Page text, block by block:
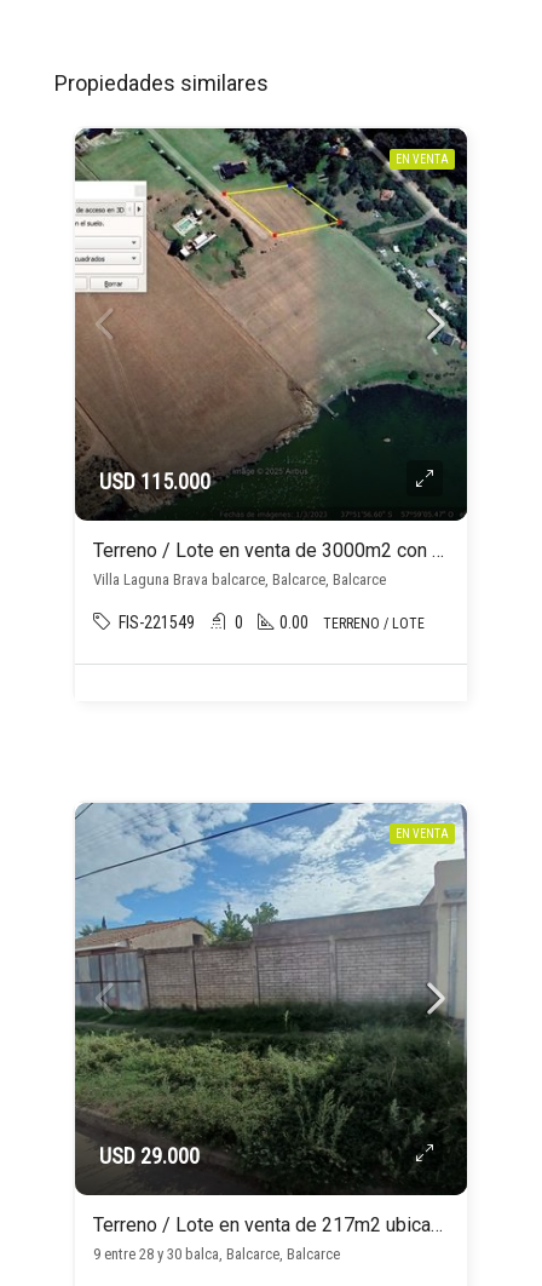
Propiedades similares
EN VENTA
USD 115.000
Terreno / Lote en venta de 3000m2 con plena vista y acceso a Laguna Brava
Villa Laguna Brava balcarce, Balcarce, Balcarce
FIS-221549 0 0.00 TERRENO / LOTE
EN VENTA
USD 29.000
Terreno / Lote en venta de 217m2 ubicado en Balcarce
9 entre 28 y 30 balca, Balcarce, Balcarce